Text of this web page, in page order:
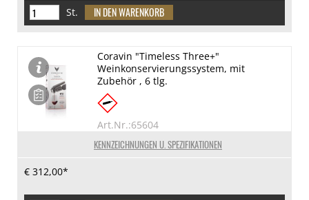
St.
KENNZEICHNUNGEN U. SPEZIFIKATIONEN
Coravin "Timeless Three+"
Weinkonservierungssystem, mit
Zubehör , 6 tlg.
Art.Nr.:65604
€ 312,00*